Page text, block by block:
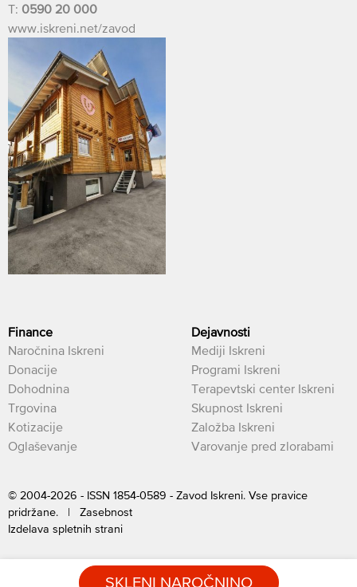
T: 0590 20 000
www.iskreni.net/zavod
Finance
Naročnina Iskreni
Donacije
Dohodnina
Trgovina
Kotizacije
Oglaševanje
Dejavnosti
Mediji Iskreni
Programi Iskreni
Terapevtski center Iskreni
Skupnost Iskreni
Založba Iskreni
Varovanje pred zlorabami
© 2004-2026 - ISSN 1854-0589 - Zavod Iskreni. Vse pravice
pridržane. | Zasebnost
Izdelava spletnih strani
SKLENI NAROČNINO